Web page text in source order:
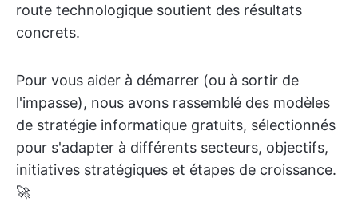
route technologique soutient des résultats
concrets.
Pour vous aider à démarrer (ou à sortir de
l'impasse), nous avons rassemblé des modèles
de stratégie informatique gratuits, sélectionnés
pour s'adapter à différents secteurs, objectifs,
initiatives stratégiques et étapes de croissance.
🚀